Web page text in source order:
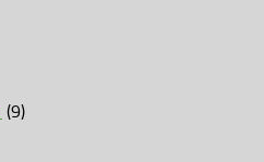
(9)